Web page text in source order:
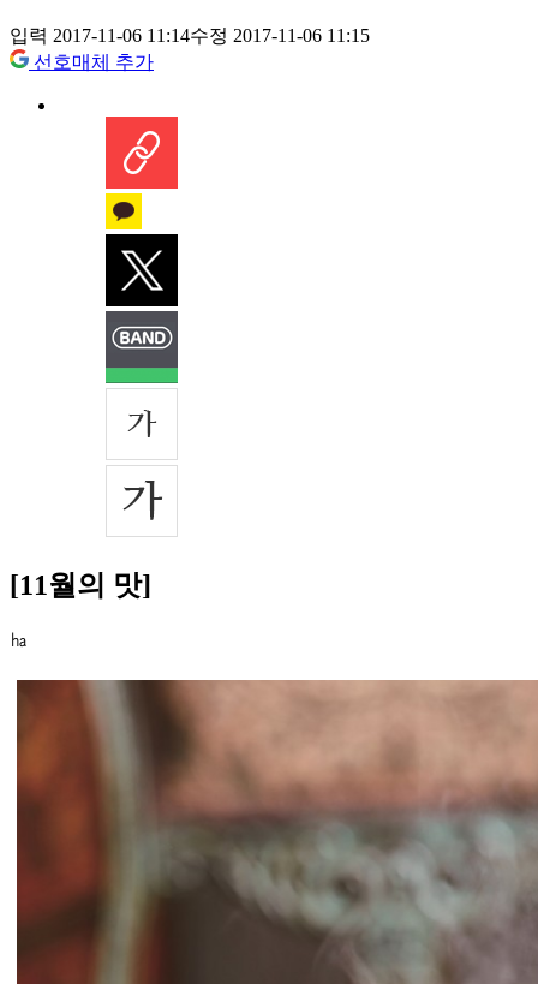
입력 2017-11-06 11:14수정 2017-11-06 11:15
선호매체 추가
[11월의 맛]
㏊